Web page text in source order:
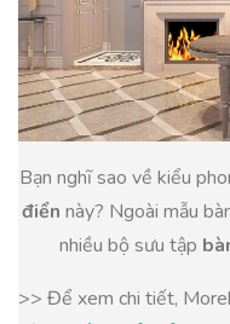
Bạn nghĩ sao về kiểu
điển này? Ngoài mẫu
nhiều bộ sưu tập
>> Để xem chi tiết,